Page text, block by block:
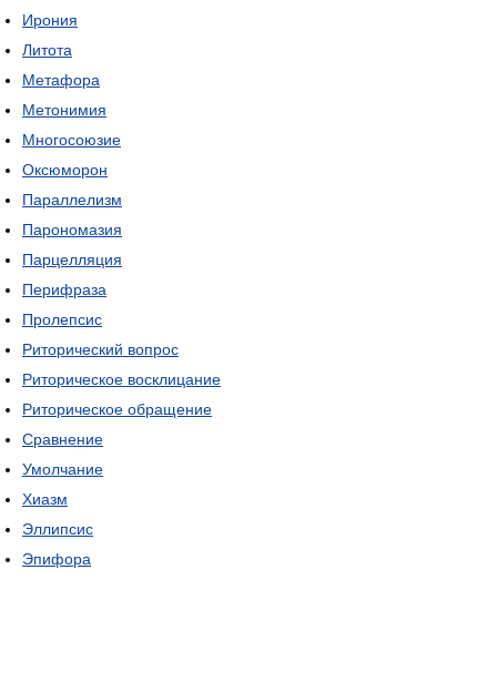
Ирония
Литота
Метафора
Метонимия
Многосоюзие
Оксюморон
Параллелизм
Парономазия
Парцелляция
Перифраза
Пролепсис
Риторический вопрос
Риторическое восклицание
Риторическое обращение
Сравнение
Умолчание
Хиазм
Эллипсис
Эпифора